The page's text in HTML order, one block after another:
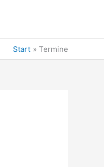
Start Termine